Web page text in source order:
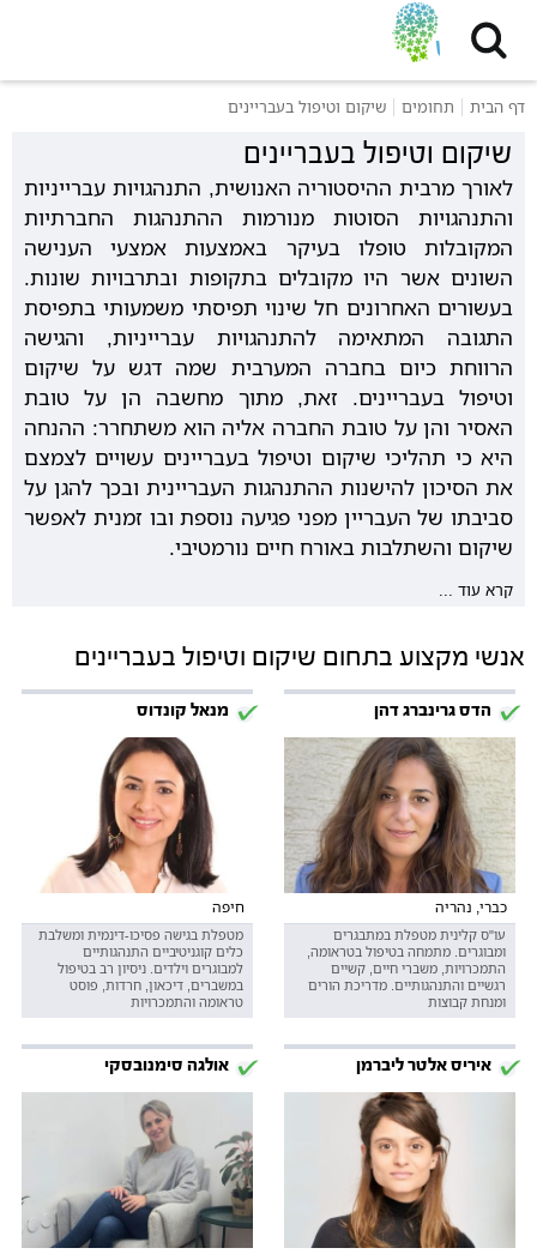
דף הבית תחומים שיקום וטיפול בעבריינים
שיקום וטיפול בעבריינים
לאורך מרבית ההיסטוריה האנושית, התנהגויות עברייניות
והתנהגויות הסוטות מנורמות ההתנהגות החברתיות
המקובלות טופלו בעיקר באמצעות אמצעי הענישה
השונים אשר היו מקובלים בתקופות ובתרבויות שונות.
בעשורים האחרונים חל שינוי תפיסתי משמעותי בתפיסת
התגובה המתאימה להתנהגויות עברייניות, והגישה
הרווחת כיום בחברה המערבית שמה דגש על שיקום
וטיפול בעבריינים. זאת, מתוך מחשבה הן על טובת
האסיר והן על טובת החברה אליה הוא משתחרר: ההנחה
היא כי תהליכי שיקום וטיפול בעבריינים עשויים לצמצם
את הסיכון להישנות ההתנהגות העבריינית ובכך להגן על
סביבתו של העבריין מפני פגיעה נוספת ובו זמנית לאפשר
שיקום והשתלבות באורח חיים נורמטיבי.
קרא עוד ...
אנשי מקצוע בתחום שיקום וטיפול בעבריינים
הדס גרינברג דהן
כברי, נהריה
עו"ס קלינית מטפלת במתבגרים
ומבוגרים. מתמחה בטיפול בטראומה,
התמכרויות, משברי חיים, קשיים
רגשיים והתנהגותיים. מדריכת הורים
ומנחת קבוצות
מנאל קונדוס
חיפה
מטפלת בגישה פסיכו-דינמית ומשלבת
כלים קוגניטיביים התנהגותיים
למבוגרים וילדים. ניסיון רב בטיפול
במשברים, דיכאון, חרדות, פוסט
טראומה והתמכרויות
איריס אלטר ליברמן אולגה סימנובסקי